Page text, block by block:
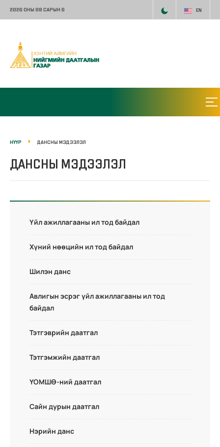
2026 ОНЫ 08 САРЫН 6 EN
НҮҮР ДАНСНЫ МЭДЭЭЛЭЛ
ДАНСНЫ МЭДЭЭЛЭЛ
Үйл ажиллагааны ил тод байдал
Хүний нөөцийн ил тод байдал
Шилэн данс
Авлигын эсрэг үйл ажиллагааны ил тод
байдал
Тэтгэврийн даатгал
Тэтгэмжийн даатгал
ҮОМШӨ-ний даатгал
Сайн дурын даатгал
Нэрийн данс